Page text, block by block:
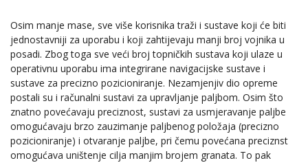
Osim manje mase, sve više korisnika traži i sustave koji će biti
jednostavniji za uporabu i koji zahtijevaju manji broj vojnika u
posadi. Zbog toga sve veći broj topničkih sustava koji ulaze u
operativnu uporabu ima integrirane navigacijske sustave i
sustave za precizno pozicioniranje. Nezamjenjiv dio opreme
postali su i računalni sustavi za upravljanje paljbom. Osim što
znatno povećavaju preciznost, sustavi za usmjeravanje paljbe
omogućavaju brzo zauzimanje paljbenog položaja (precizno
pozicioniranje) i otvaranje paljbe, pri čemu povećana preciznst
omogućava uništenje cilja manjim brojem granata. To pak